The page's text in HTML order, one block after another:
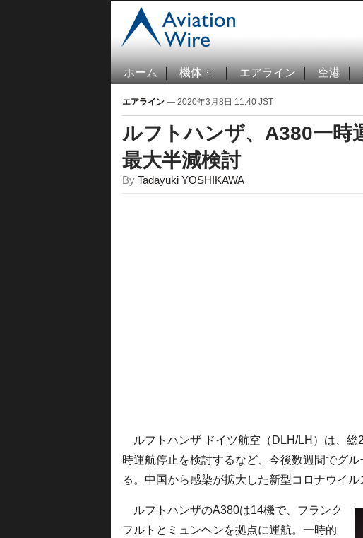
ホーム 機体 エアライン 空港
エアライン — 2020年3月8日 11:40 JST
ルフトハンザ、A380一
最大半減検討
By Tadayuki YOSHIKAWA
ルフトハンザ ドイツ航空（DLH/LH）は、総
時運航停止を検討するなど、今後数週間でグ
る。中国から感染が拡大した新型コロナウイ
ルフトハンザのA380は14機で、フランク
フルトとミュンヘンを拠点に運航。一時的